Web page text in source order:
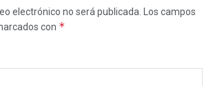
electrónico no será publicada.
Los campos
con *